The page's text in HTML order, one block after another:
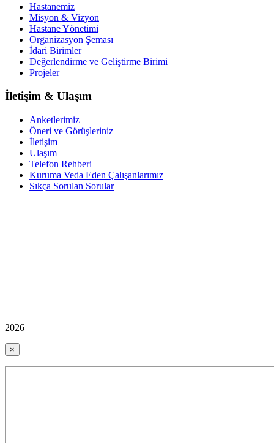
Hastanemiz
Misyon & Vizyon
Hastane Yönetimi
Organizasyon Şeması
İdari Birimler
Değerlendirme ve Geliştirme Birimi
Projeler
İletişim & Ulaşım
Anketlerimiz
Öneri ve Görüşleriniz
İletişim
Ulaşım
Telefon Rehberi
Kuruma Veda Eden Çalışanlarımız
Sıkça Sorulan Sorular
2026
×